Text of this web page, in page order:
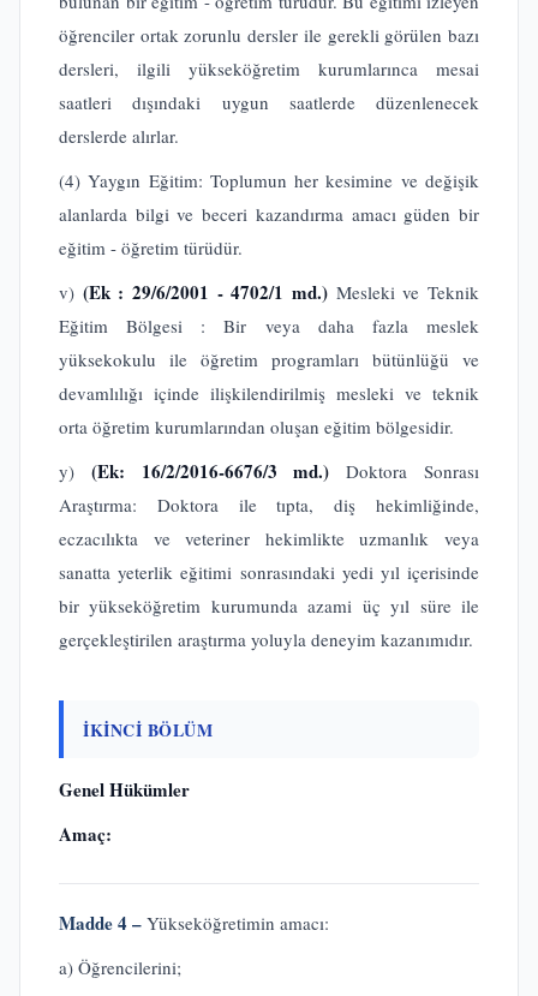
öğrenciler ortak zorunlu dersler ile gerekli görülen bazı
dersleri, ilgili yükseköğretim kurumlarınca mesai
saatleri dışındaki uygun saatlerde düzenlenecek
derslerde alırlar.
(4) Yaygın Eğitim: Toplumun her kesimine ve değişik
alanlarda bilgi ve beceri kazandırma amacı güden bir
eğitim - öğretim türüdür.
v) (Ek : 29/6/2001 - 4702/1 md.) Mesleki ve Teknik
Eğitim Bölgesi : Bir veya daha fazla meslek
yüksekokulu ile öğretim programları bütünlüğü ve
devamlılığı içinde ilişkilendirilmiş mesleki ve teknik
orta öğretim kurumlarından oluşan eğitim bölgesidir.
y) (Ek: 16/2/2016-6676/3 md.)Doktora Sonrası
Araştırma: Doktora ile tıpta, diş hekimliğinde,
eczacılıkta ve veteriner hekimlikte uzmanlık veya
sanatta yeterlik eğitimi sonrasındaki yedi yıl içerisinde
bir yükseköğretim kurumunda azami üç yıl süre ile
gerçekleştirilen araştırma yoluyla deneyim kazanımıdır.
İKİNCİ BÖLÜM
Genel Hükümler
Amaç:
Madde 4 – Yükseköğretimin amacı:
a) Öğrencilerini;